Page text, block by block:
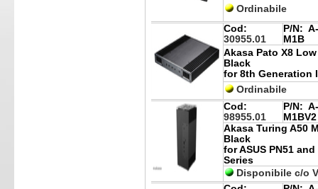
Ordinabile
Cod:
30955.01
P/N:
M1B
Akasa Pato X8
Black
for 8th Generation
Ordinabile
Cod:
98955.01
P/N:
M1BV2
Akasa Turing A50
Black
for ASUS PN51
Series
Disponibile c/o